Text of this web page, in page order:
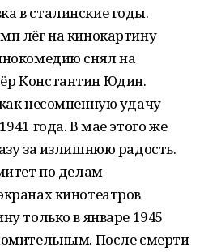
в сталинские годы.
лёг на кинокартину
снял на
Константин Юдин.
несомненную удачу
года. В мае этого же
за излишнюю радость.
по делам
кинотеатров
только в январе 1945
После смерти